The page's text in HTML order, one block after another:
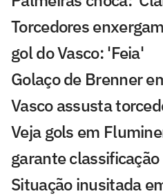
Torcedores
gol do Vasco: 'Feia'
Golaço de Brenner
Vasco assusta
Veja gols em
garante
Situação inusitada